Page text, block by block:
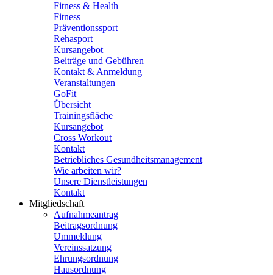
Fitness & Health
Fitness
Präventionssport
Rehasport
Kursangebot
Beiträge und Gebühren
Kontakt & Anmeldung
Veranstaltungen
GoFit
Übersicht
Trainingsfläche
Kursangebot
Cross Workout
Kontakt
Betriebliches Gesundheitsmanagement
Wie arbeiten wir?
Unsere Dienstleistungen
Kontakt
Mitgliedschaft
Aufnahmeantrag
Beitragsordnung
Ummeldung
Vereinssatzung
Ehrungsordnung
Hausordnung